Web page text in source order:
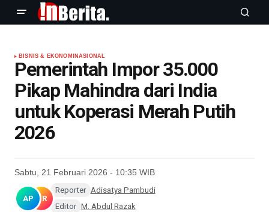
BISNIS & EKONOMI NASIONAL
Pemerintah Impor 35.000
Pikap Mahindra dari India
untuk Koperasi Merah Putih
2026
Sabtu, 21 Februari 2026 - 10:35 WIB
AP MR
Reporter Adisatya Pambudi
Editor M. Abdul Razak